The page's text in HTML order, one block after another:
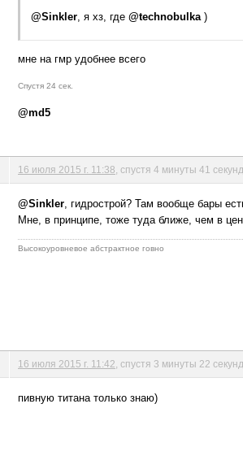
@Sinkler, я хз, где @technobulka)
мне на гмр удобнее всего
Спустя 24 сек.
@md5
16 июля 2015 г. 11:38 , спустя 4 минуты 41
@Sinkler, гидрострой? Там вообще бары
Мне, в принципе, тоже туда ближе, чем в
Высокоуровневое абстрактное говно
16 июля 2015 г. 11:42 , спустя 3 минуты 22
пивную титана только знаю)